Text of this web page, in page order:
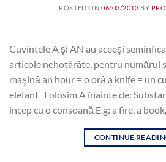
POSTED ON 06/03/2013 BY
Cuvintele A şi AN au aceeşi
articole nehotârâte, pentru numărul
maşină an hour = o oră a knife = un
elefant Folosim A înainte de:
încep cu o consoană E.g: a fire, a
CONTINUE